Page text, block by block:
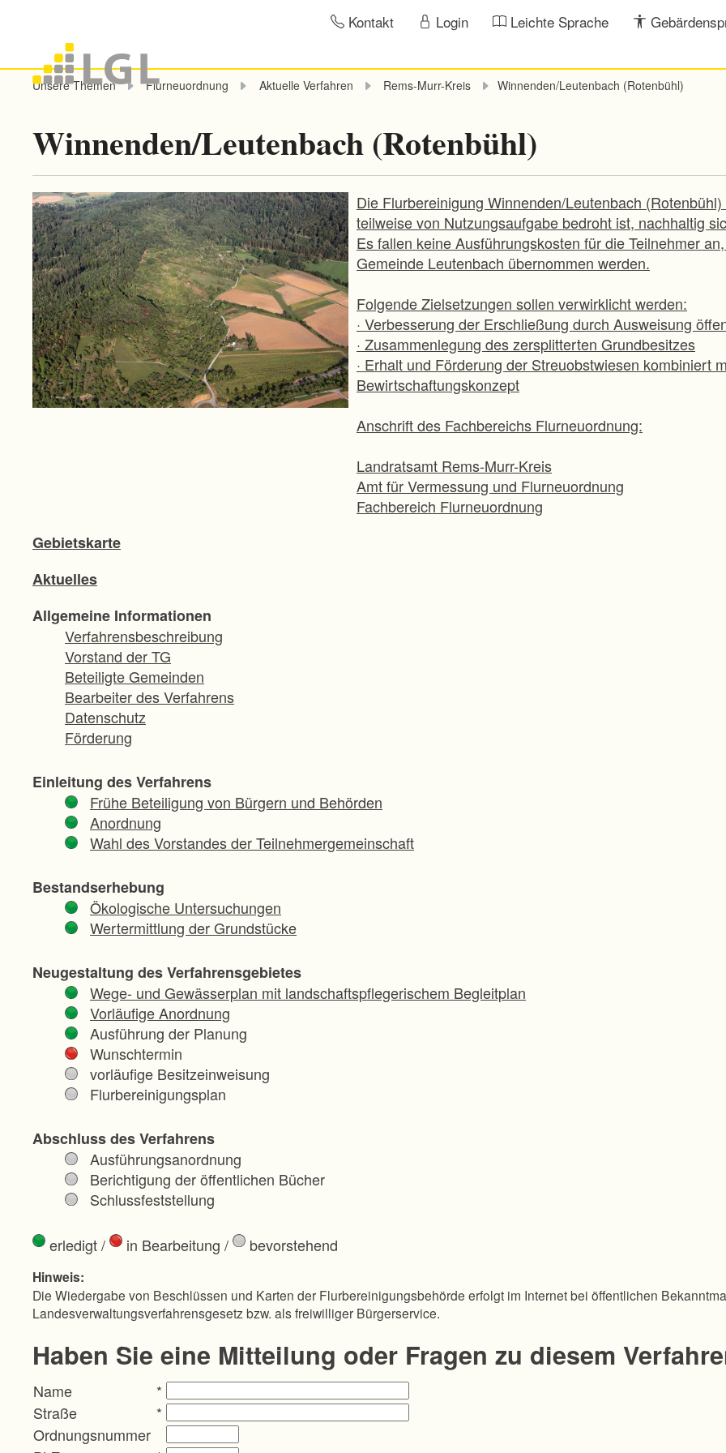
Kontakt Login Leichte Sprache
Unsere Themen Flurneuordnung Aktuelle Verfahren Rems-Murr-Kreis Winnenden/Leutenbach (Rotenbühl)
Winnenden/Leutenbach (Rotenbühl)
Die Flurbereinigung Winnenden/Leutenbach
teilweise von Nutzungsaufgabe bedroht ist, nachhaltig
Es fallen keine Ausführungskosten für die Teilnehmer
Gemeinde Leutenbach übernommen werden.
Folgende Zielsetzungen sollen verwirklicht werden:
· Verbesserung der Erschließung durch Ausweisung
· Zusammenlegung des zersplitterten Grundbesitzes
· Erhalt und Förderung der Streuobstwiesen kombiniert
Bewirtschaftungskonzept
Anschrift des Fachbereichs Flurneuordnung:
Landratsamt Rems-Murr-Kreis
Amt für Vermessung und Flurneuordnung
Fachbereich Flurneuordnung
Gebietskarte
Aktuelles
Allgemeine Informationen
Verfahrensbeschreibung
Vorstand der TG
Beteiligte Gemeinden
Bearbeiter des Verfahrens
Datenschutz
Förderung
Einleitung des Verfahrens
Frühe Beteiligung von Bürgern und Behörden
Anordnung
Wahl des Vorstandes der Teilnehmergemeinschaft
Bestandserhebung
Ökologische Untersuchungen
Wertermittlung der Grundstücke
Neugestaltung des Verfahrensgebietes
Wege- und Gewässerplan mit landschaftspflegerischem Begleitplan
Vorläufige Anordnung
Ausführung der Planung
Wunschtermin
vorläufige Besitzeinweisung
Flurbereinigungsplan
Abschluss des Verfahrens
Ausführungsanordnung
Berichtigung der öffentlichen Bücher
Schlussfeststellung
erledigt/ in Bearbeitung / bevorstehend
Hinweis:
Die Wiedergabe von Beschlüssen und Karten der Flurbereinigungsbehörde erfolgt im Internet bei öffentlichen
Landesverwaltungsverfahrensgesetz bzw. als freiwilliger Bürgerservice.
Haben Sie eine Mitteilung oder Fragen zu diesem
Name
*
Straße
*
Ordnungsnummer